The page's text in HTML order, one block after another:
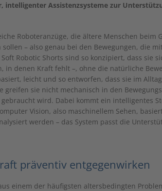
intelligenter Assistenzsysteme zur
Roboteranzüge, die ältere Menschen beim
– also genau bei den Bewegungen, die
Robotic Shorts sind so konzipiert, dass sie
in denen Kraft fehlt –, ohne die natürliche
leicht und so entworfen, dass sie im
greifen sie nicht mechanisch in den
wird. Dabei kommt ein intelligentes
Vision, also maschinellem Sehen,
werden – das System passt die
präventiv entgegenwirken
einem der häufigsten altersbedingten